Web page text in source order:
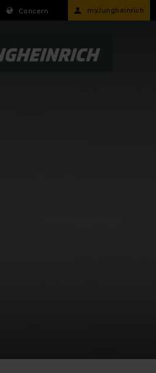
Concern myJungheinrich